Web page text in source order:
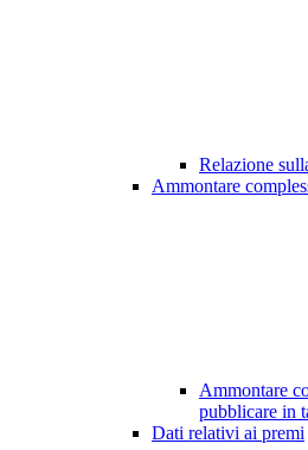
Relazione
Ammontare
Ammontare
pubblicare in
Dati relativi ai premi